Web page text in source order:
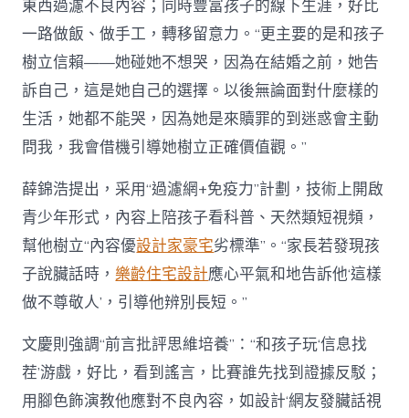
東西過濾不良內容；同時豐富孩子的線下生涯，好比
一路做飯、做手工，轉移留意力。“更主要的是和孩子
樹立信賴——她碰她不想哭，因為在結婚之前，她告
訴自己，這是她自己的選擇。以後無論面對什麼樣的
生活，她都不能哭，因為她是來贖罪的到迷惑會主動
問我，我會借機引導她樹立正確價值觀。”
薛錦浩提出，采用“過濾網+免疫力”計劃，技術上開啟
青少年形式，內容上陪孩子看科普、天然類短視頻，
幫他樹立“內容優設計家豪宅劣標準”。“家長若發現孩
子說臟話時，樂齡住宅設計應心平氣和地告訴他‘這樣
做不尊敬人’，引導他辨別長短。”
文慶則強調“前言批評思維培養”：“和孩子玩‘信息找
茬’游戲，好比，看到謠言，比賽誰先找到證據反駁；
用腳色飾演教他應對不良內容，如設計‘網友發臟話視